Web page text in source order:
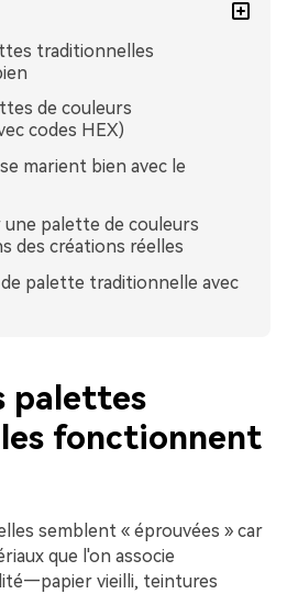
traditionnelles
de couleurs
codes HEX)
marient bien avec le
palette de couleurs
des créations réelles
palette traditionnelle avec
palettes
fonctionnent
semblent « éprouvées » car
que l'on associe
vieilli, teintures